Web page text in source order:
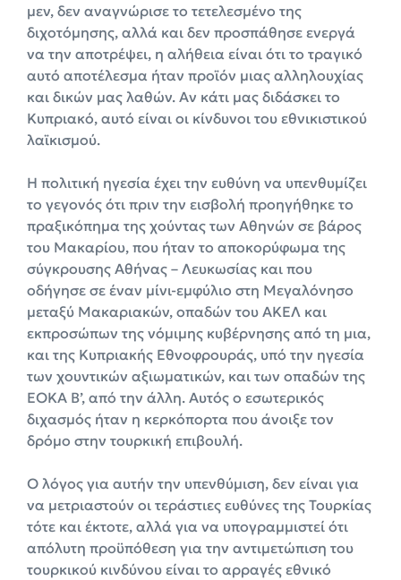
μεν, δεν αναγνώρισε το τετελεσμένο της
διχοτόμησης, αλλά και δεν προσπάθησε ενεργά
να την αποτρέψει, η αλήθεια είναι ότι το τραγικό
αυτό αποτέλεσμα ήταν προϊόν μιας αλληλουχίας
και δικών μας λαθών. Αν κάτι μας διδάσκει το
Κυπριακό, αυτό είναι οι κίνδυνοι του εθνικιστικού
λαϊκισμού.
Η πολιτική ηγεσία έχει την ευθύνη να υπενθυμίζει
το γεγονός ότι πριν την εισβολή προηγήθηκε το
πραξικόπημα της χούντας των Αθηνών σε βάρος
του Μακαρίου, που ήταν το αποκορύφωμα της
σύγκρουσης Αθήνας – Λευκωσίας και που
οδήγησε σε έναν μίνι-εμφύλιο στη Μεγαλόνησο
μεταξύ Μακαριακών, οπαδών του ΑΚΕΛ και
εκπροσώπων της νόμιμης κυβέρνησης από τη μια,
και της Κυπριακής Εθνοφρουράς, υπό την ηγεσία
των χουντικών αξιωματικών, και των οπαδών της
ΕΟΚΑ Β’, από την άλλη. Αυτός ο εσωτερικός
διχασμός ήταν η κερκόπορτα που άνοιξε τον
δρόμο στην τουρκική επιβουλή.
Ο λόγος για αυτήν την υπενθύμιση, δεν είναι για
να μετριαστούν οι τεράστιες ευθύνες της Τουρκίας
τότε και έκτοτε, αλλά για να υπογραμμιστεί ότι
απόλυτη προϋπόθεση για την αντιμετώπιση του
τουρκικού κινδύνου είναι το αρραγές εθνικό